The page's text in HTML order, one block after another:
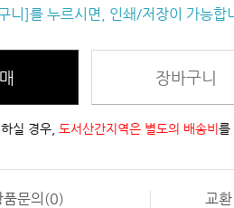
니]를 누르시면, 인쇄/저장이 가능합
장바구니
실 경우, 도서산간지역은 별도의 배송비 를
품문의(0) 교